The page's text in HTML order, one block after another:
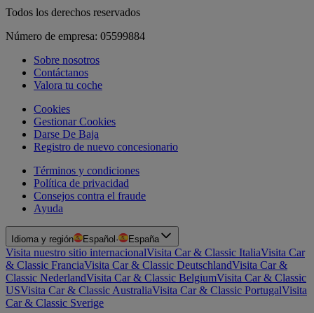
Todos los derechos reservados
Número de empresa: 05599884
Sobre nosotros
Contáctanos
Valora tu coche
Cookies
Gestionar Cookies
Darse De Baja
Registro de nuevo concesionario
Términos y condiciones
Política de privacidad
Consejos contra el fraude
Ayuda
Idioma y región Español · España
Visita nuestro sitio internacionalVisita Car & Classic ItaliaVisita Car
& Classic FranciaVisita Car & Classic DeutschlandVisita Car &
Classic NederlandVisita Car & Classic BelgiumVisita Car & Classic
USVisita Car & Classic AustraliaVisita Car & Classic PortugalVisita
Car & Classic Sverige